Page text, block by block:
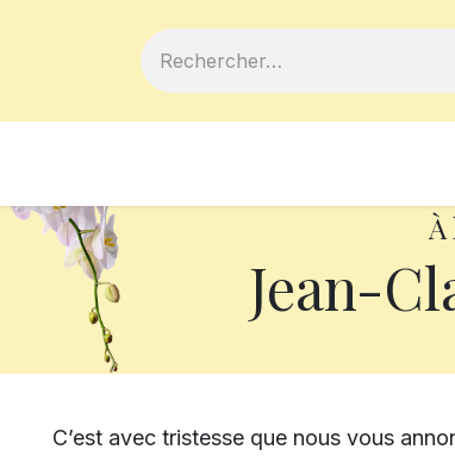
Jean-
C’est avec tristesse que nous vous